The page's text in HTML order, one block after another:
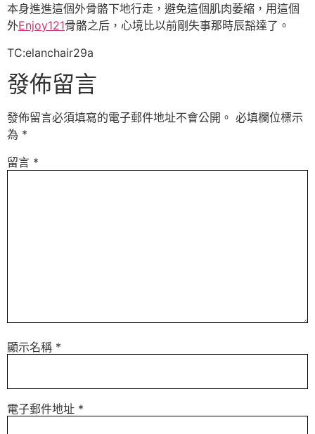
本身進進這個外骨骼下地行走，避免這個肌肉萎縮，用這個
外Enjoy121骨骼之后，心境比以前剛失事那時辰豁達了。
TC:elanchair29a
發佈留言
發佈留言必須填寫的電子郵件地址不會公開。 必填欄位標示
為 *
留言 *
顯示名稱 *
電子郵件地址 *